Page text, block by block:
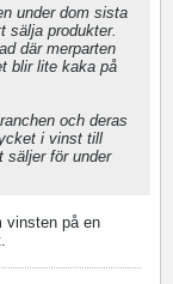
under dom sista
sälja produkter.
där merparten
blir lite kaka på
och deras
i vinst till
säljer för under
vinsten på en